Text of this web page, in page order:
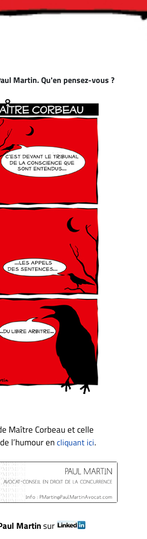
Martin. Qu'en pensez-vous ?
Maître Corbeau et celle
l’humour en cliquant ici.
Martinsur